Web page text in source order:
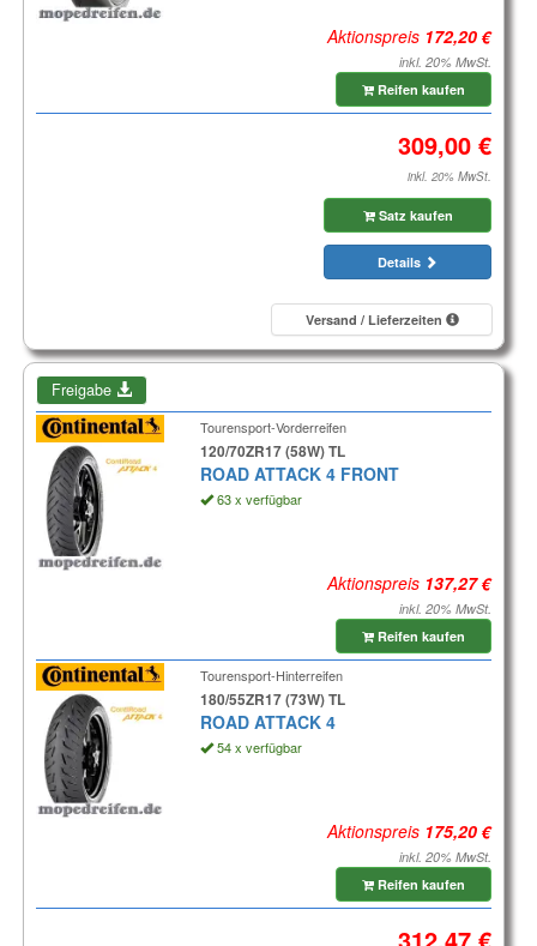
Aktionspreis
inkl. 20% MwSt.
Reifen kaufen
inkl. 20% MwSt.
Satz kaufen
Details
Versand / Lieferzeiten
Freigabe
Tourensport-Vorderreifen
120/70ZR17 (58W) TL
ROAD ATTACK 4 FRONT
63 x verfügbar
Aktionspreis
inkl. 20% MwSt.
Reifen kaufen
Tourensport-Hinterreifen
180/55ZR17 (73W) TL
ROAD ATTACK 4
54 x verfügbar
Aktionspreis
inkl. 20% MwSt.
Reifen kaufen